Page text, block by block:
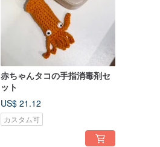
赤ちゃんタコの手指消毒剤セ
ット
US$ 21.12
カスタム可